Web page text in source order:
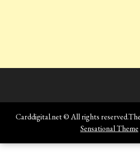
Carddigital.net © All rights
Sensational Theme